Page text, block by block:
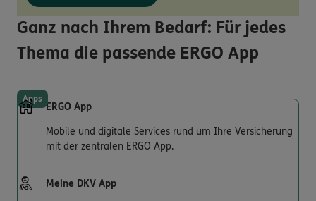
Ganz nach Ihrem Bedarf: Für jedes
Thema die passende ERGO App
Apps
ERGO App
Mobile und digitale Services rund um Ihre Versicherung
mit der zentralen ERGO App.
Meine DKV App